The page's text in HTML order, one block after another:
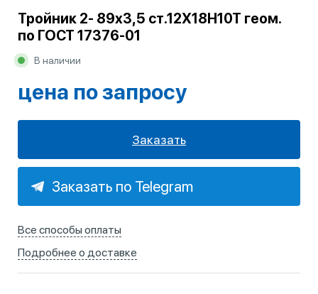
Тройник 2- 89х3,5 ст.12Х18Н10Т геом.
по ГОСТ 17376-01
В наличии
цена по запросу
Заказать
Заказать по Telegram
Все способы оплаты
Подробнее о доставке